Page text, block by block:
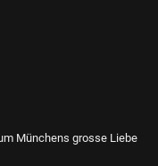
Münchens grosse Liebe